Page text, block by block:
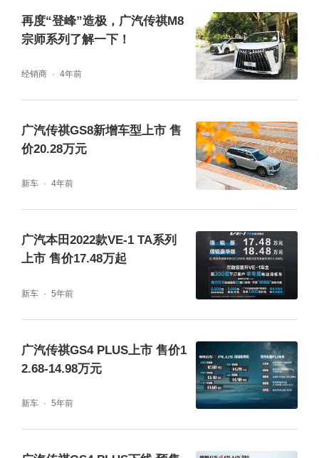
0油电混动系统，采用2.0 ATK混动专用发动
机，具有低油耗、长续航的优势。其最大功率
140马力，峰值扭矩180牛·米；电动机最大功
0km。
活动现场以“荣耀E8幸福始发站”为乐园入口，
设置了不同体验区，包括ADiGO 5.0智能座舱
体验区、智电舒享大平层体验区、1917L超大
再度“登峰”造极，广汽传祺M8
宗师系列了解一下！
经销商 4年前
广汽传祺GS8新增车型上市 售
价20.28万元
新车 4年前
广汽本田2022款VE-1 TA系列
上市 售价17.48万起
新车 5年前
广汽传祺GS4 PLUS上市 售价1
2.68-14.98万元
新车 5年前